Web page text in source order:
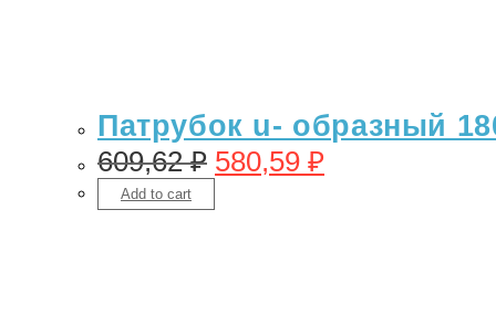
Патрубок u- образный
609,62₽ 580,59 ₽
Add to cart